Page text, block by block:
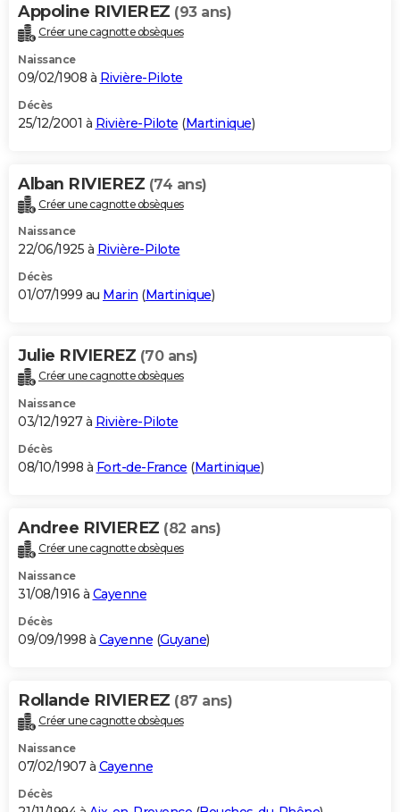
Appoline RIVIEREZ (93 ans)
Créer une cagnotte obsèques
Naissance
09/02/1908 à Rivière-Pilote
Décès
25/12/2001 à Rivière-Pilote (Martinique)
Alban RIVIEREZ (74 ans)
Créer une cagnotte obsèques
Naissance
22/06/1925 à Rivière-Pilote
Décès
01/07/1999 au Marin (Martinique)
Julie RIVIEREZ (70 ans)
Créer une cagnotte obsèques
Naissance
03/12/1927 à Rivière-Pilote
Décès
08/10/1998 à Fort-de-France (Martinique)
Andree RIVIEREZ (82 ans)
Créer une cagnotte obsèques
Naissance
31/08/1916 à Cayenne
Décès
09/09/1998 à Cayenne (Guyane)
Rollande RIVIEREZ (87 ans)
Créer une cagnotte obsèques
Naissance
07/02/1907 à Cayenne
Décès